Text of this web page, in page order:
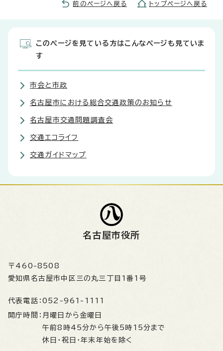
前のページへ戻る トップページへ戻る
このページを見ている方はこんなページも見ていま
す
市会と市政
名古屋市における総合交通政策のお知らせ
名古屋市交通問題調査会
交通エコライフ
交通ガイドマップ
名古屋市役所
〒460-8508
愛知県名古屋市中区三の丸三丁目1番1号
代表電話： 052-961-1111
開庁時間： 月曜日から金曜日
午前8時45分から午後5時15分まで
休日・祝日・年末年始を除く